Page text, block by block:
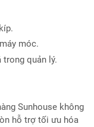
móc.
trong quản lý.
Sunhouse không
hỗ trợ tối ưu hóa